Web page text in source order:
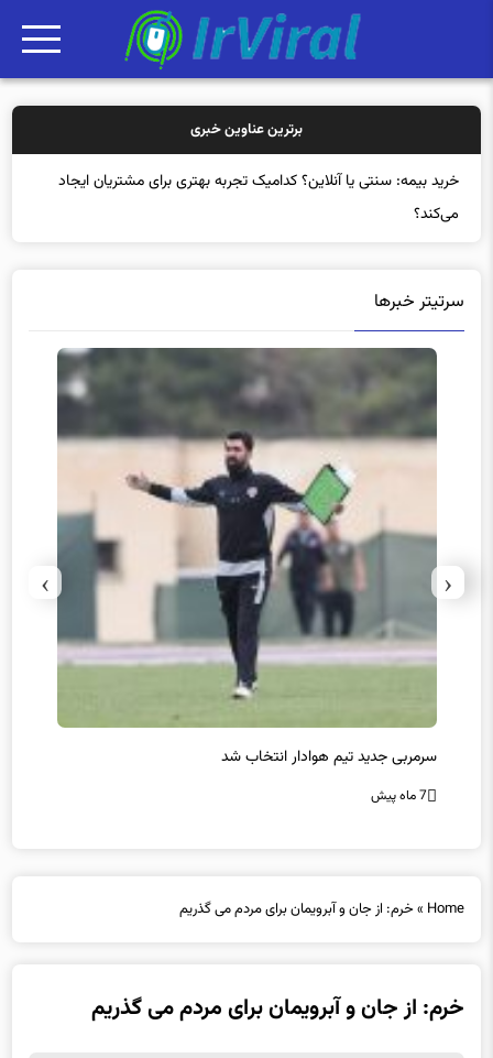
برترین عناوین خبری
خرید بیمه:
سرمربی جدید تیم هوادار انتخاب شد
7 ماه پیش